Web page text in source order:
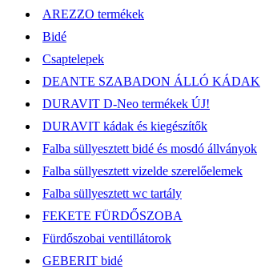
AREZZO termékek
Bidé
Csaptelepek
DEANTE SZABADON ÁLLÓ KÁDAK
DURAVIT D-Neo termékek ÚJ!
DURAVIT kádak és kiegészítők
Falba süllyesztett bidé és mosdó állványok
Falba süllyesztett vizelde szerelőelemek
Falba süllyesztett wc tartály
FEKETE FÜRDŐSZOBA
Fürdőszobai ventillátorok
GEBERIT bidé